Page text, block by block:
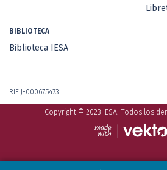
BIBLIOTECA
Biblioteca IESA
RIF J-000675473
Copyright © 2023 IESA. Todos los